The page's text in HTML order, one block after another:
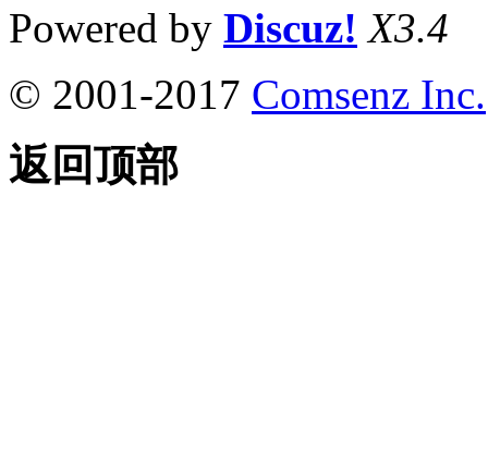
Powered by Discuz! X3.4
© 2001-2017 Comsenz Inc.
返回顶部